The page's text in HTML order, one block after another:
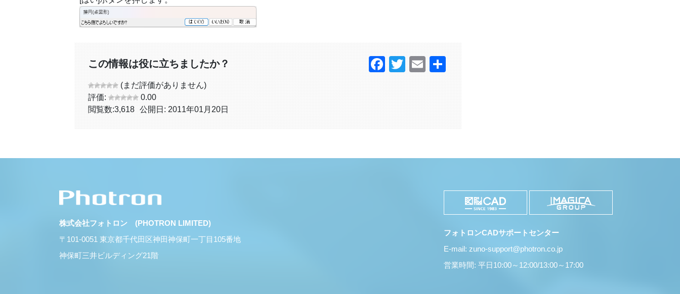
この情報は役に立ちましたか？
(まだ評価がありません)
評価:
0.00
閲覧数:3,618 公開日: 2011年01月20日
Facebook
TwitterEmail
株式会社フォトロン (PHOTRON LIMITED)
〒101-0051 東京都千代田区神田神保町一丁目105番地
神保町三井ビルディング21階
フォトロンCADサポートセンター
E-mail: zuno-support@photron.co.jp
営業時間: 平日10:00～12:00/13:00～17:00